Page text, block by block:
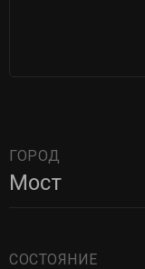
ГОРОД
Мост
СОСТОЯНИЕ